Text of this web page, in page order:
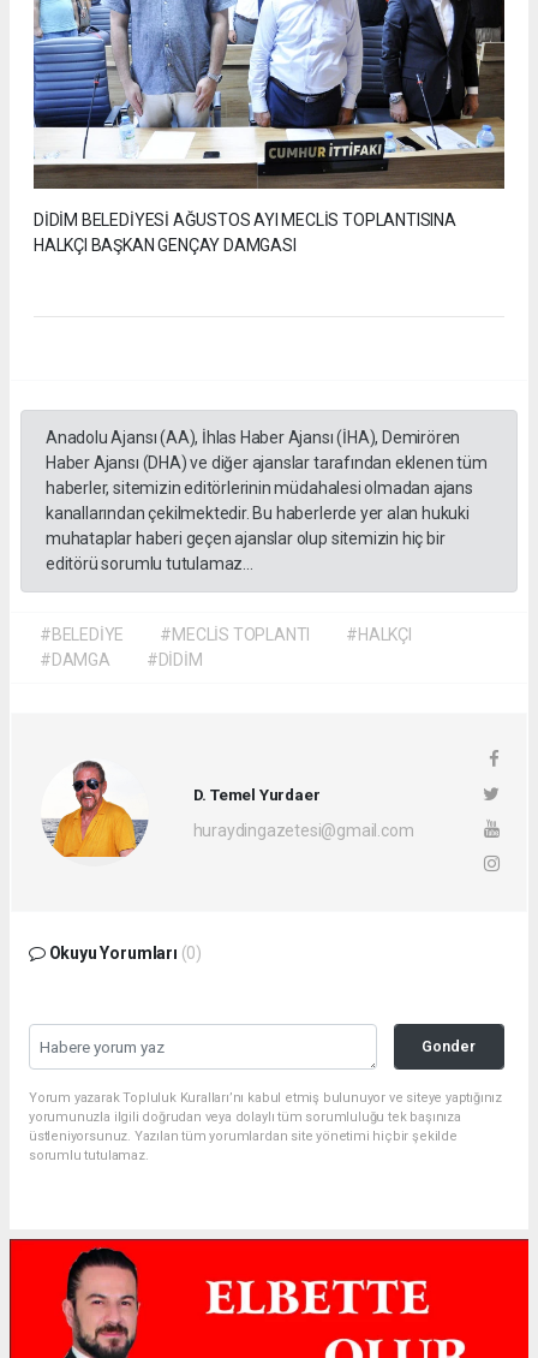
DİDİM BELEDİYESİ AĞUSTOS AYI MECLİS TOPLANTISINA
HALKÇI BAŞKAN GENÇAY DAMGASI
Anadolu Ajansı (AA), İhlas Haber Ajansı (İHA), Demirören
Haber Ajansı (DHA) ve diğer ajanslar tarafından eklenen tüm
haberler, sitemizin editörlerinin müdahalesi olmadan ajans
kanallarından çekilmektedir. Bu haberlerde yer alan hukuki
muhataplar haberi geçen ajanslar olup sitemizin hiç bir
editörü sorumlu tutulamaz...
#BELEDİYE #MECLİS TOPLANTI
#HALKÇI
#DAMGA
#DİDİM
D. Temel Yurdaer
huraydingazetesi@gmail.com
Okuyu Yorumları (0)
Gonder
Yorum yazarak Topluluk Kuralları’nı kabul etmiş bulunuyor ve siteye yaptığınız
yorumunuzla ilgili doğrudan veya dolaylı tüm sorumluluğu tek başınıza
üstleniyorsunuz. Yazılan tüm yorumlardan site yönetimi hiçbir şekilde
sorumlu tutulamaz.